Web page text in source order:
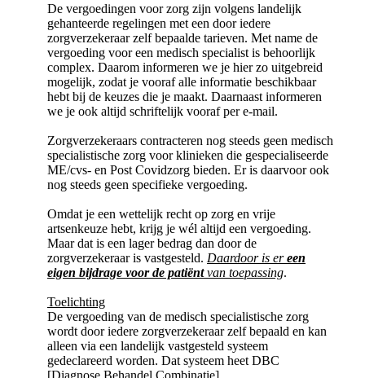
De vergoedingen voor zorg zijn volgens landelijk
gehanteerde regelingen met een door iedere
zorgverzekeraar zelf bepaalde tarieven. Met name de
vergoeding voor een medisch specialist is behoorlijk
complex. Daarom informeren we je hier zo uitgebreid
mogelijk, zodat je vooraf alle informatie beschikbaar
hebt bij de keuzes die je maakt. Daarnaast informeren
we je ook altijd schriftelijk vooraf per e-mail.
Zorgverzekeraars contracteren nog steeds geen medisch
specialistische zorg voor klinieken die gespecialiseerde
ME/cvs- en Post Covidzorg bieden. Er is daarvoor ook
nog steeds geen specifieke vergoeding.
Omdat je een wettelijk recht op zorg en vrije
artsenkeuze hebt, krijg je wél altijd een vergoeding.
Maar dat is een lager bedrag dan door de
zorgverzekeraar is vastgesteld. Daardoor is ereen
eigen bijdrage voor de patiëntvan toepassing.
Toelichting
De vergoeding van de medisch specialistische zorg
wordt door iedere zorgverzekeraar zelf bepaald en kan
alleen via een landelijk vastgesteld systeem
gedeclareerd worden. Dat systeem heet DBC
[Diagnose Behandel Combinatie].